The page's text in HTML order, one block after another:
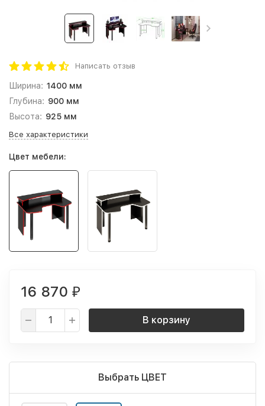
Написать отзыв
Ширина: 1400 мм
Глубина: 900 мм
Высота: 925 мм
Все характеристики
Цвет мебели:
16 870 ₽
В корзину
Выбрать ЦВЕТ